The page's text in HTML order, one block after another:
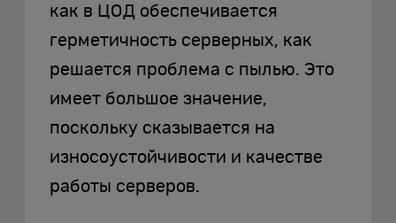
как в ЦОД обеспечивается
герметичность серверных, как
решается проблема с пылью. Это
имеет большое значение,
поскольку сказывается на
износоустойчивости и качестве
работы серверов.